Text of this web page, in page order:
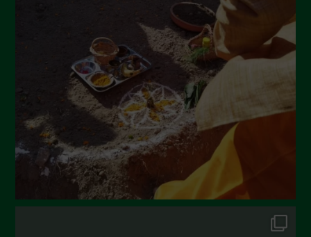
Aprile 2022
Marzo 2022
Febbraio 2022
Gennaio 2022
Dicembre 2021
Novembre 2021